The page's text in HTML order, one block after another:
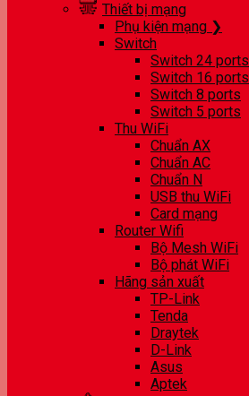
Thiết bị mạng
Phụ kiện mạng ❯
Switch
Switch 24 ports
Switch 16 ports
Switch 8 ports
Switch 5 ports
Thu WiFi
Chuẩn AX
Chuẩn AC
Chuẩn N
USB thu WiFi
Card mạng
Router Wifi
Bộ Mesh WiFi
Bộ phát WiFi
Hãng sản xuất
TP-Link
Tenda
Draytek
D-Link
Asus
Aptek